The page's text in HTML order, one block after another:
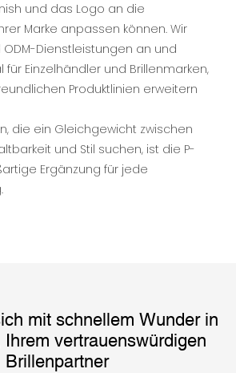
und das Logo an die
Marke anpassen können. Wir
ODM-Dienstleistungen an und
Einzelhändler und Brillenmarken,
Produktlinien erweitern
die ein Gleichgewicht zwischen
und Stil suchen, ist die P-
Ergänzung für jede
mit schnellem Wunder in
vertrauenswürdigen
Brillenpartner